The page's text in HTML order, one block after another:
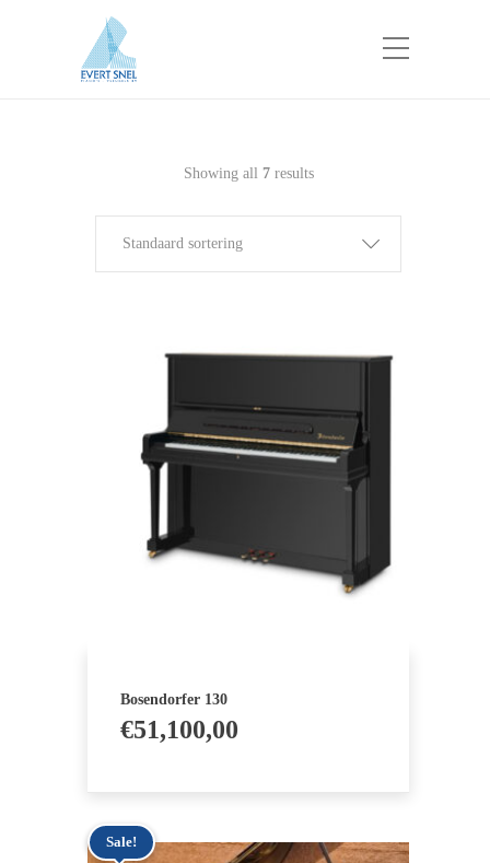
Showing all 7results
Standaard sortering
Bosendorfer 130
€51,100,00
Sale!